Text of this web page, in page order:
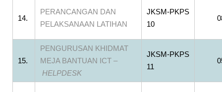
14.
PERANCANGAN DAN
PELAKSANAAN LATIHAN
JKSM-PKPS
10
15.
PENGURUSAN KHIDMAT
MEJA BANTUAN ICT –
HELPDESK
JKSM-PKPS
11